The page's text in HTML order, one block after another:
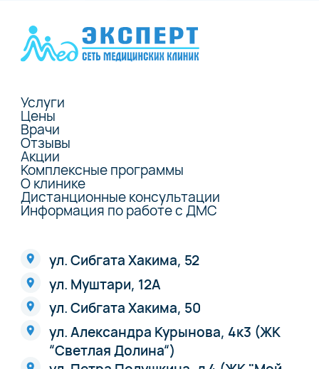
Услуги
Цены
Врачи
Отзывы
Акции
Комплексные программы
О клинике
Дистанционные консультации
Информация по работе с ДМС
ул. Сибгата Хакима, 52
ул. Муштари, 12А
ул. Сибгата Хакима, 50
ул. Александра Курынова, 4к3 (ЖК
“Светлая Долина“)